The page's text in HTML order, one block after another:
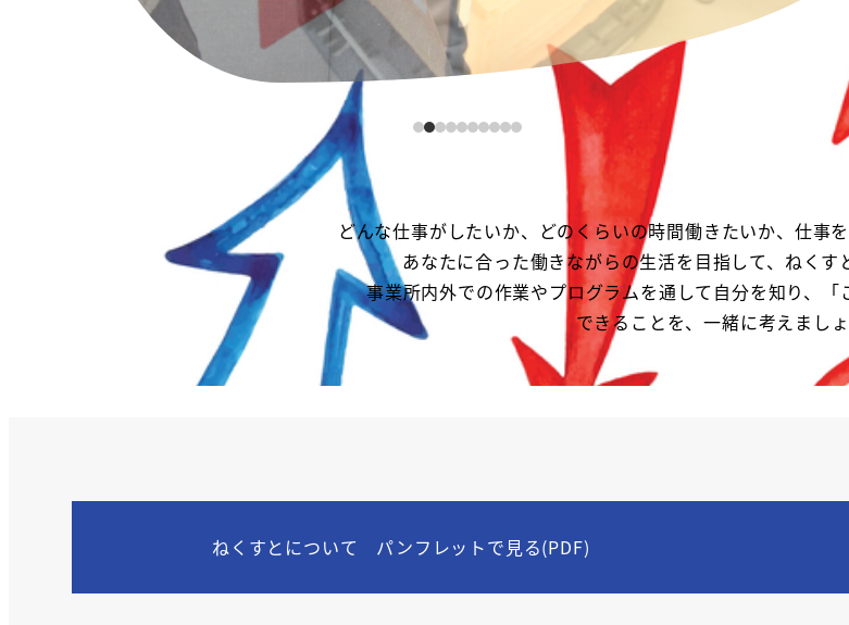
どんな仕事がしたいか、どのくらいの時間働きたいか、仕事
あなたに合った働きながらの生活を目指して、ねくす
事業所内外での作業やプログラムを通して自分を知り、「
できることを、一緒に考えましょ
ねくすとについて パンフレットで見る(PDF)